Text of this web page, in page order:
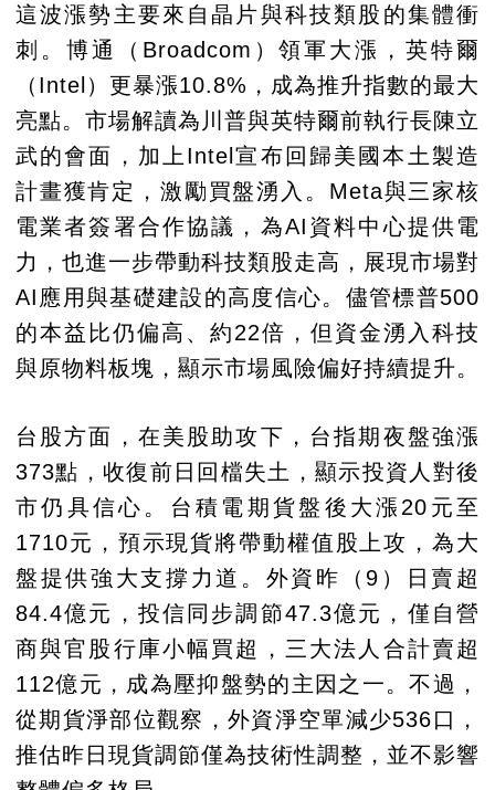
這波漲勢主要來自晶片與科技類股的集體衝
刺。博通（Broadcom）領軍大漲，英特爾
（Intel）更暴漲10.8%，成為推升指數的最大
亮點。市場解讀為川普與英特爾前執行長陳立
武的會面，加上Intel宣布回歸美國本土製造
計畫獲肯定，激勵買盤湧入。Meta與三家核
電業者簽署合作協議，為AI資料中心提供電
力，也進一步帶動科技類股走高，展現市場對
AI應用與基礎建設的高度信心。儘管標普500
的本益比仍偏高、約22倍，但資金湧入科技
與原物料板塊，顯示市場風險偏好持續提升。
台股方面，在美股助攻下，台指期夜盤強漲
373點，收復前日回檔失土，顯示投資人對後
市仍具信心。台積電期貨盤後大漲20元至
1710元，預示現貨將帶動權值股上攻，為大
盤提供強大支撐力道。外資昨（9）日賣超
84.4億元，投信同步調節47.3億元，僅自營
商與官股行庫小幅買超，三大法人合計賣超
112億元，成為壓抑盤勢的主因之一。不過，
從期貨淨部位觀察，外資淨空單減少536口，
推估昨日現貨調節僅為技術性調整，並不影響